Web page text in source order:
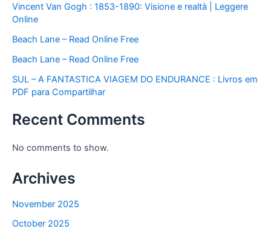
Vincent Van Gogh : 1853-1890: Visione e realtà | Leggere
Online
Beach Lane – Read Online Free
Beach Lane – Read Online Free
SUL – A FANTASTICA VIAGEM DO ENDURANCE : Livros em
PDF para Compartilhar
Recent Comments
No comments to show.
Archives
November 2025
October 2025